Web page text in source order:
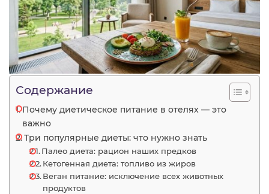
Содержание
Почему диетическое питание в отелях — это
важно
Три популярные диеты: что нужно знать
Палео диета: рацион наших предков
Кетогенная диета: топливо из жиров
Веган питание: исключение всех животных
продуктов